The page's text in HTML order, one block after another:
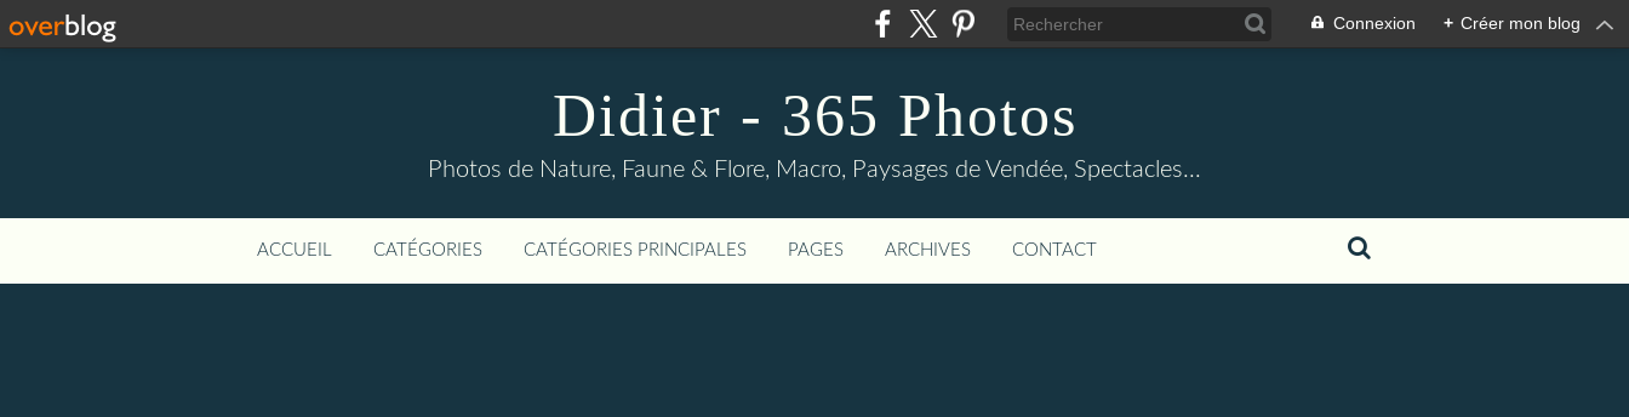
Connexion + Créer mon blog
Didier - 365 Photos
Photos de Nature, Faune & Flore, Macro, Paysages de Vendée, Spectacles...
ACCUEIL CATÉGORIES CATÉGORIES PRINCIPALES PAGES ARCHIVES CONTACT